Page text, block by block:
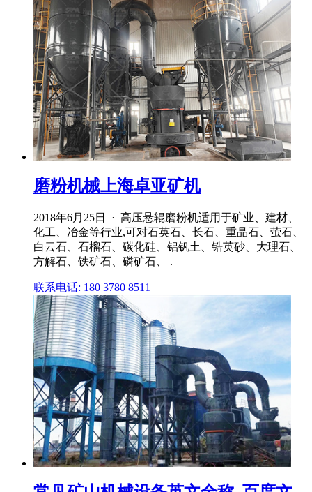
磨粉机械上海卓亚矿机
2018年6月25日 · 高压悬辊磨粉机适用于矿业、建材、
化工、冶金等行业,可对石英石、长石、重晶石、萤石、
白云石、石榴石、碳化硅、铝钒土、锆英砂、大理石、
方解石、铁矿石、磷矿石、 .
联系电话: 180 3780 8511